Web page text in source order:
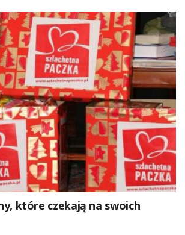
które czekają na swoich